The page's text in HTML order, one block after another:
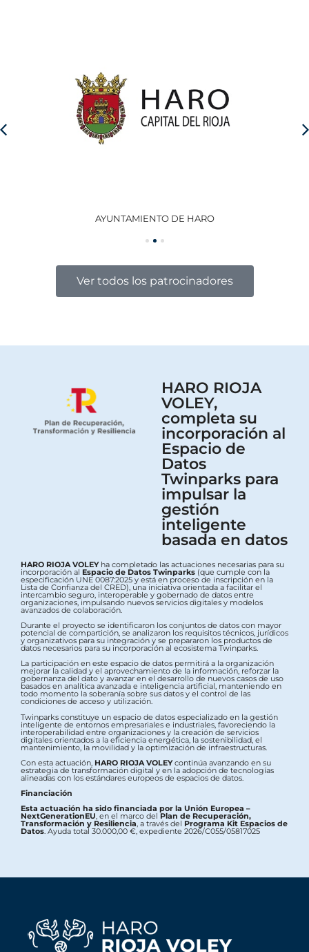
AYUNTAMIENTO DE HARO
Ver todos los patrocinadores
HARO RIOJA
VOLEY,
completa su
incorporación al
Espacio de
Datos
Twinparks para
impulsar la
gestión
inteligente
basada en datos
HARO RIOJA VOLEYha completado las actuaciones necesarias para su
incorporación al Espacio de Datos Twinparks (que cumple con la
especificación UNE 0087:2025 y está en proceso de inscripción en la
Lista de Confianza del CRED), una iniciativa orientada a facilitar el
intercambio seguro, interoperable y gobernado de datos entre
organizaciones, impulsando nuevos servicios digitales y modelos
avanzados de colaboración.
Durante el proyecto se identificaron los conjuntos de datos con mayor
potencial de compartición, se analizaron los requisitos técnicos, jurídicos
y organizativos para su integración y se prepararon los productos de
datos necesarios para su incorporación al ecosistema Twinparks.
La participación en este espacio de datos permitirá a la organización
mejorar la calidad y el aprovechamiento de la información, reforzar la
gobernanza del dato y avanzar en el desarrollo de nuevos casos de uso
basados en analítica avanzada e inteligencia artificial, manteniendo en
todo momento la soberanía sobre sus datos y el control de las
condiciones de acceso y utilización.
Twinparks constituye un espacio de datos especializado en la gestión
inteligente de entornos empresariales e industriales, favoreciendo la
interoperabilidad entre organizaciones y la creación de servicios
digitales orientados a la eficiencia energética, la sostenibilidad, el
mantenimiento, la movilidad y la optimización de infraestructuras.
Con esta actuación, HARO RIOJA VOLEYcontinúa avanzando en su
estrategia de transformación digital y en la adopción de tecnologías
alineadas con los estándares europeos de espacios de datos.
Financiación
Esta actuación ha sido financiada por la Unión Europea –
NextGenerationEU, en el marco del Plan de Recuperación,
Transformación y Resiliencia, a través del Programa Kit Espacios de
Datos. Ayuda total 30.000,00 €, expediente 2026/C055/05817025